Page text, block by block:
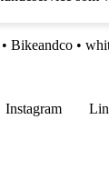
• Bikeandco •
Instagram